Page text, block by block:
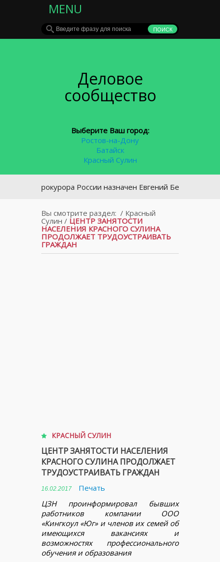
MENU
Деловое
сообщество
Выберите Ваш город:
Ростов-на-Дону
Батайск
Красный Сулин
России назначен Евгений Беркович
Вы смотрите раздел: / Красный
Сулин / ЦЕНТР ЗАНЯТОСТИ
НАСЕЛЕНИЯ КРАСНОГО СУЛИНА
ПРОДОЛЖАЕТ ТРУДОУСТРАИВАТЬ
ГРАЖДАН
КРАСНЫЙ СУЛИН
ЦЕНТР ЗАНЯТОСТИ НАСЕЛЕНИЯ
КРАСНОГО СУЛИНА ПРОДОЛЖАЕТ
ТРУДОУСТРАИВАТЬ ГРАЖДАН
16.02.2017
Печать
ЦЗН проинформировал бывших
работников компании ООО
«Кингкоул «Юг» и членов их семей об
имеющихся вакансиях и
возможностях профессионального
обучения и образования